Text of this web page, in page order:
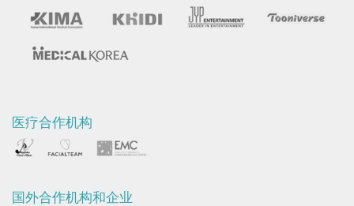
医疗合作机构
国外合作机构和企业